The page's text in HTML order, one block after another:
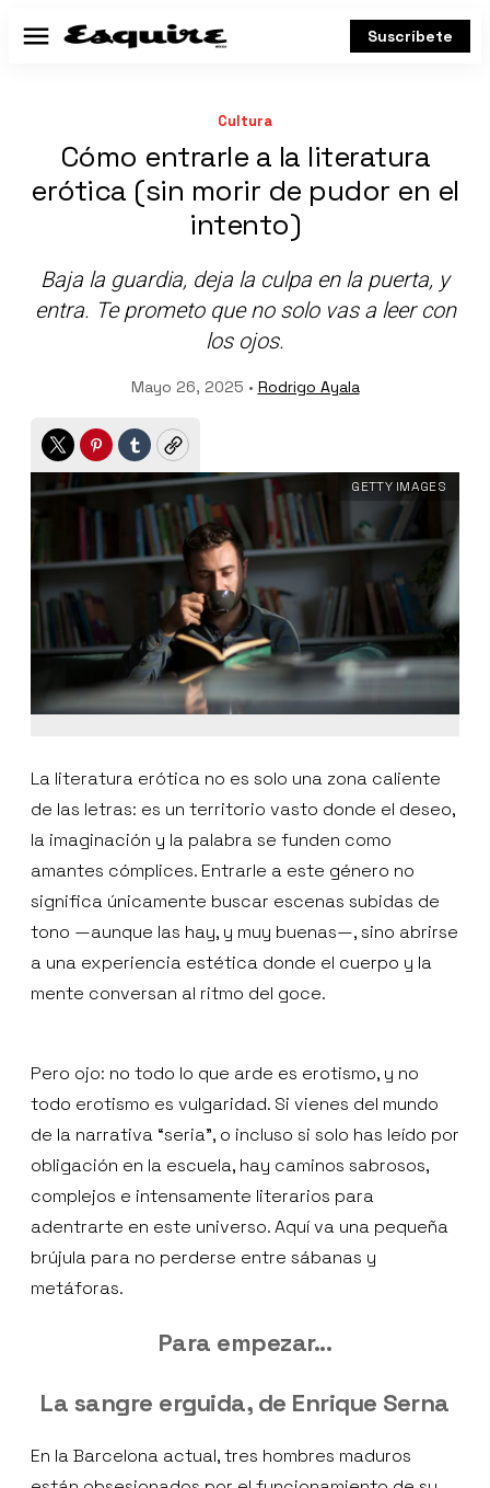
Menú Suscríbete
Cultura
Cómo entrarle a la literatura
erótica (sin morir de pudor en el
intento)
Baja la guardia, deja la culpa en la puerta, y
entra. Te prometo que no solo vas a leer con
los ojos.
Mayo 26, 2025 • Rodrigo Ayala
TwitterPinterest
TumblrCopy
GETTY IMAGES
La literatura erótica no es solo una zona caliente
de las letras: es un territorio vasto donde el deseo,
la imaginación y la palabra se funden como
amantes cómplices. Entrarle a este género no
significa únicamente buscar escenas subidas de
tono —aunque las hay, y muy buenas—, sino abrirse
a una experiencia estética donde el cuerpo y la
mente conversan al ritmo del goce.
Pero ojo: no todo lo que arde es erotismo, y no
todo erotismo es vulgaridad. Si vienes del mundo
de la narrativa “seria”, o incluso si solo has leído por
obligación en la escuela, hay caminos sabrosos,
complejos e intensamente literarios para
adentrarte en este universo. Aquí va una pequeña
brújula para no perderse entre sábanas y
metáforas.
Para empezar...
La sangre erguida, de Enrique Serna
En la Barcelona actual, tres hombres maduros